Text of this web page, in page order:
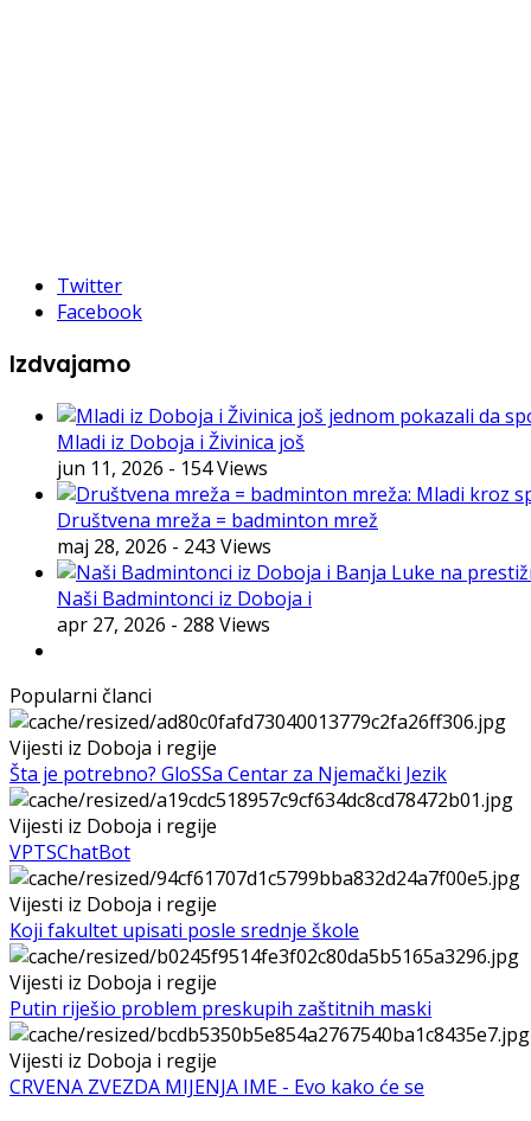
Twitter
Facebook
Izdvajamo
Mladi iz Doboja i Živinica još
jun 11, 2026 - 154 Views
Društvena mreža = badminton mrež
maj 28, 2026 - 243 Views
Naši Badmintonci iz Doboja i
apr 27, 2026 - 288 Views
Popularni članci
Vijesti iz Doboja i regije
Šta je potrebno? GloSSa Centar za Njemački Jezik
Vijesti iz Doboja i regije
VPTSChatBot
Vijesti iz Doboja i regije
Koji fakultet upisati posle srednje škole
Vijesti iz Doboja i regije
Putin riješio problem preskupih zaštitnih maski
Vijesti iz Doboja i regije
CRVENA ZVEZDA MIJENJA IME - Evo kako će se